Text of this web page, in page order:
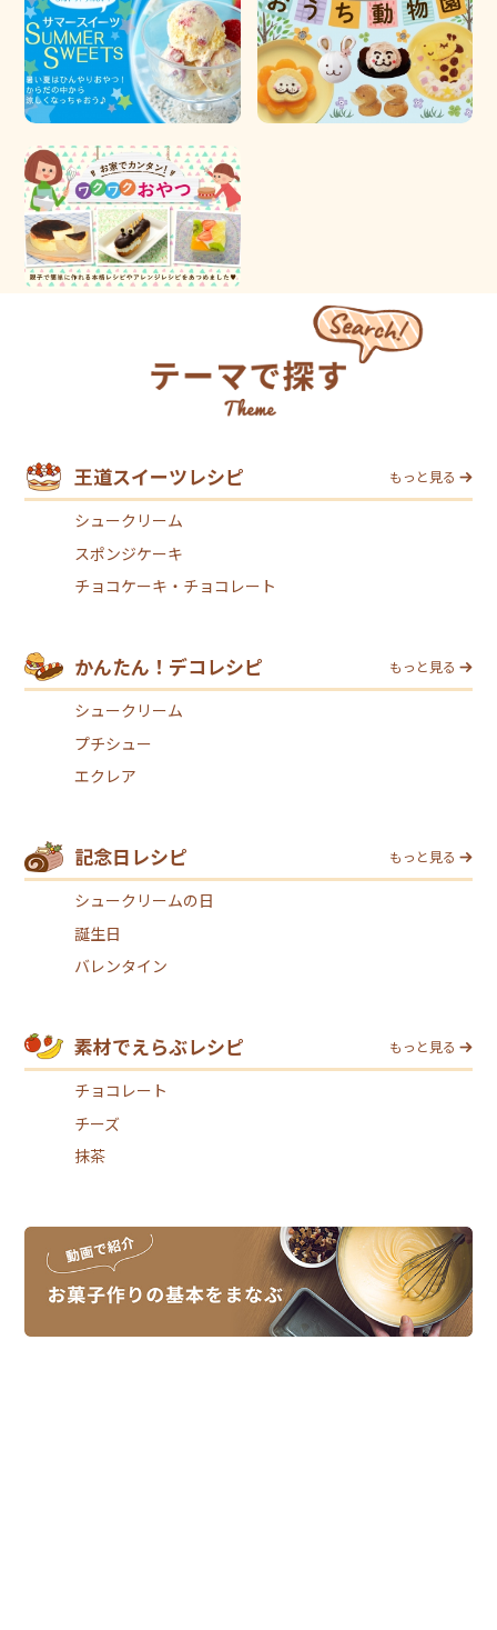
王道スイーツレシピ もっと見る
シュークリーム
スポンジケーキ
チョコケーキ・チョコレート
かんたん！デコレシピ もっと見る
シュークリーム
プチシュー
エクレア
記念日レシピ もっと見る
シュークリームの日
誕生日
バレンタイン
素材でえらぶレシピ もっと見る
チョコレート
チーズ
抹茶